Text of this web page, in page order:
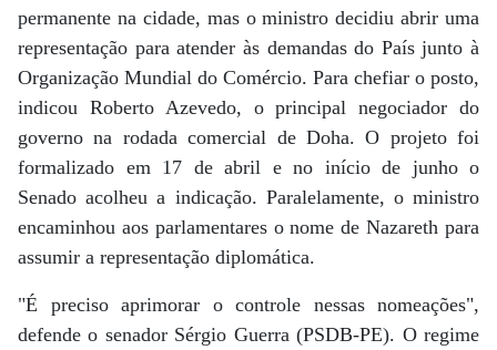
permanente na cidade, mas o ministro decidiu abrir uma
representação para atender às demandas do País junto à
Organização Mundial do Comércio. Para chefiar o posto,
indicou Roberto Azevedo, o principal negociador do
governo na rodada comercial de Doha. O projeto foi
formalizado em 17 de abril e no início de junho o
Senado acolheu a indicação. Paralelamente, o ministro
encaminhou aos parlamentares o nome de Nazareth para
assumir a representação diplomática.
"É preciso aprimorar o controle nessas nomeações",
defende o senador Sérgio Guerra (PSDB-PE). O regime